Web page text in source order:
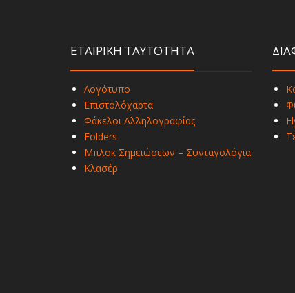
ΕΤΑΙΡΙΚΗ ΤΑΥΤΟΤΗΤΑ
Λογότυπο
Επιστολόχαρτα
Φάκελοι Αλληλογραφίας
Folders
Μπλοκ Σημειώσεων – Συνταγολόγια
Κλασέρ